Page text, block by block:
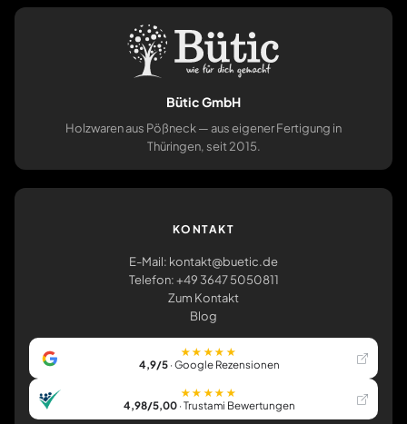
Bütic GmbH
Holzwaren aus Pößneck — aus eigener Fertigung in
Thüringen, seit 2015.
KONTAKT
E-Mail: kontakt@buetic.de
Telefon: +49 3647 5050811
Zum Kontakt
Blog
★★★★★
4,9/5· Google Rezensionen
★★★★★
4,98/5,00· Trustami Bewertungen